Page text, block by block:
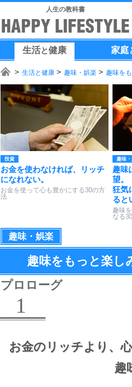
人生の教科書
生活と健康 家庭
生活と健康 趣味・娯楽 趣味を
投資
お金を使わなければ、リッチ
になれない。
お金を使って心も豊かにする30の方
法
趣味
趣味
望。
狂気
ると
趣味
なる
趣味・娯楽
趣味をもっと楽し
プロローグ
1
お金のリッチより、
趣